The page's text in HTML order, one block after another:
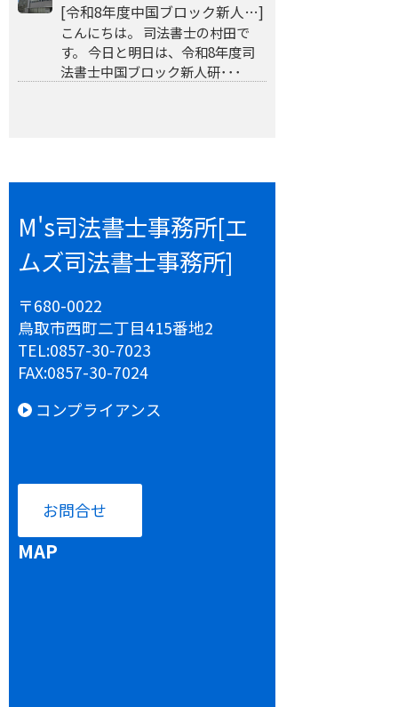
[令和8年度中国ブロック新人…]
こんにちは。 司法書士の村田で
す。 今日と明日は、令和8年度司
法書士中国ブロック新人研･･･
M's司法書士事務所[エ
ムズ司法書士事務所]
〒680-0022
鳥取市西町二丁目415番地2
TEL:0857-30-7023
FAX:0857-30-7024
コンプライアンス
お問合せ
MAP